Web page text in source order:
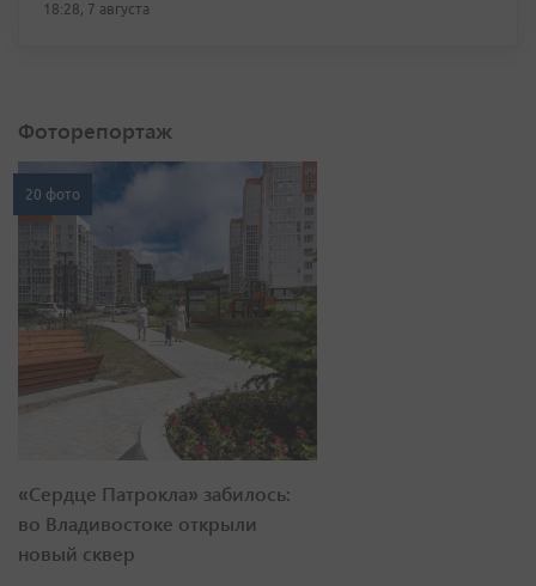
18:28, 7 августа
Фоторепортаж
20 фото
«Сердце Патрокла» забилось:
во Владивостоке открыли
новый сквер